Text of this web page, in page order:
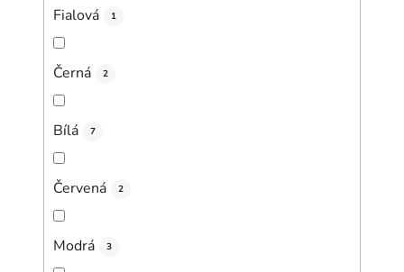
Fialová 1
Černá 2
Bílá 7
Červená 2
Modrá 3